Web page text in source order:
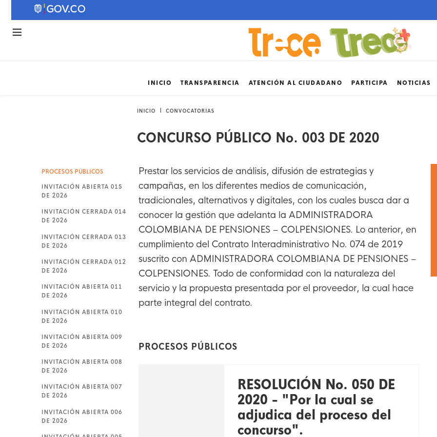
INICIO TRANSPARENCIA ATENCIÓN AL CIUDADANO PARTICIPA NOTICIAS
INICIO CONVOCATORIAS
CONCURSO PÚBLICO No. 003 DE 2020
PROCESOS PÚBLICOS
INVITACIÓN ABIERTA 015
DE 2026
INVITACIÓN CERRADA 014
DE 2026
INVITACIÓN CERRADA 013
DE 2026
INVITACIÓN CERRADA 012
DE 2026
INVITACIÓN ABIERTA 011
DE 2026
INVITACIÓN ABIERTA 010
DE 2026
INVITACIÓN ABIERTA 009
DE 2026
INVITACIÓN ABIERTA 008
DE 2026
INVITACIÓN ABIERTA 007
DE 2026
INVITACIÓN ABIERTA 006
DE 2026
Prestar los servicios de análisis, difusión de estrategias y
campañas, en los diferentes medios de comunicación,
tradicionales, alternativos y digitales, con los cuales busca dar a
conocer la gestión que adelanta la ADMINISTRADORA
COLOMBIANA DE PENSIONES – COLPENSIONES. Lo anterior, en
cumplimiento del Contrato Interadministrativo No. 074 de 2019
suscrito con ADMINISTRADORA COLOMBIANA DE PENSIONES –
COLPENSIONES. Todo de conformidad con la naturaleza del
servicio y la propuesta presentada por el proveedor, la cual hace
parte integral del contrato.
PROCESOS PÚBLICOS
RESOLUCIÓN No. 050 DE
2020 - "Por la cual se
adjudica del proceso del
concurso".